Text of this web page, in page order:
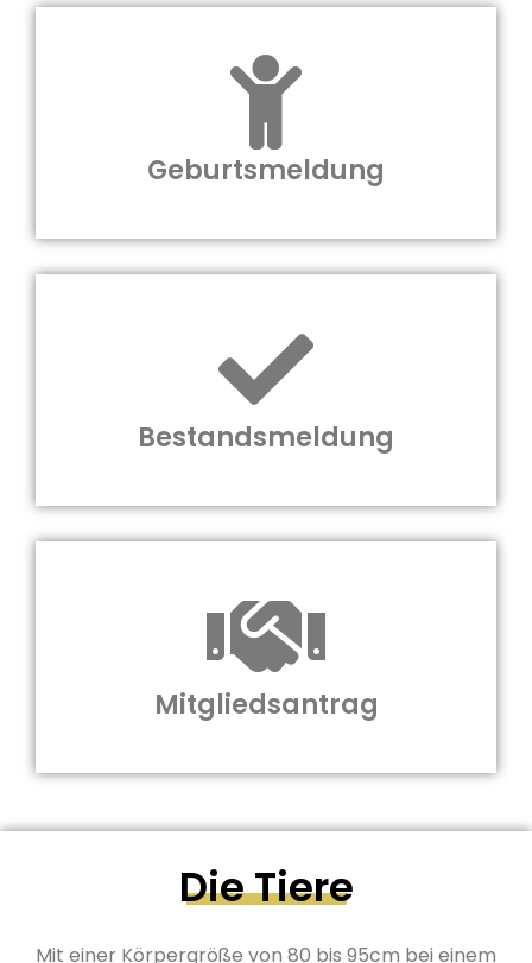
Geburtsmeldung
Bestandsmeldung
Mitgliedsantrag
Die Tiere
Mit einer Körpergröße von 80 bis 95cm bei einem